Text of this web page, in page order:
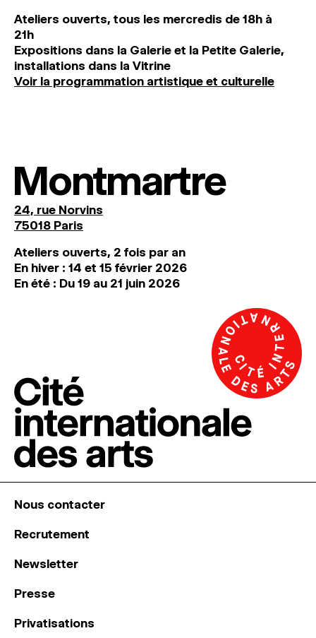
Ateliers ouverts, tous les mercredis de 18h à
21h
Expositions dans la Galerie et la Petite Galerie,
installations dans la Vitrine
Voir la programmation artistique et culturelle
Montmartre
24, rue Norvins
75018 Paris
Ateliers ouverts, 2 fois par an
En hiver : 14 et 15 février 2026
En été : Du 19 au 21 juin 2026
Nous contacter
Recrutement
Newsletter
Presse
Privatisations